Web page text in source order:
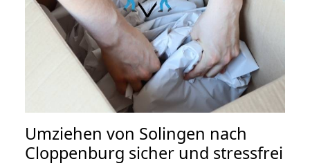
Umziehen von Solingen nach
Cloppenburg sicher und stressfrei